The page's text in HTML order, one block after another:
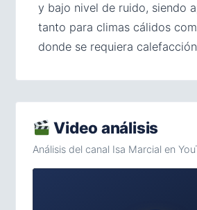
y bajo nivel de ruido, siendo
tanto para climas cálidos
donde se requiera
Video análisis
Análisis del canal Isa Marcial en